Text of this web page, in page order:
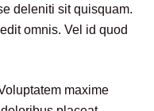
deleniti sit quisquam.
omnis. Vel id quod
maxime